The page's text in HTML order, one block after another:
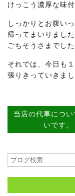
けっこう濃厚な味付
しっかりとお腹い
帰ってまいりました
ごちそうさまでした
それでは、今日も１
張りきっていきまし
当店の代車につ
いです。